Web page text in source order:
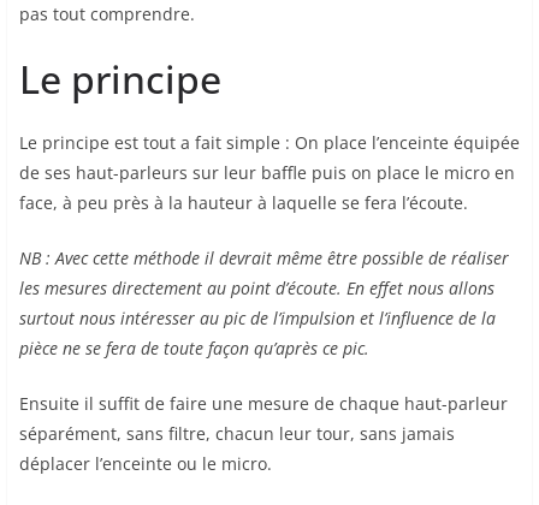
pas tout comprendre.
Le principe
Le principe est tout a fait simple : On place l’enceinte équipée
de ses haut-parleurs sur leur baffle puis on place le micro en
face, à peu près à la hauteur à laquelle se fera l’écoute.
NB : Avec cette méthode il devrait même être possible de réaliser
les mesures directement au point d’écoute. En effet nous allons
surtout nous intéresser au pic de l’impulsion et l’influence de la
pièce ne se fera de toute façon qu’après ce pic.
Ensuite il suffit de faire une mesure de chaque haut-parleur
séparément, sans filtre, chacun leur tour, sans jamais
déplacer l’enceinte ou le micro.